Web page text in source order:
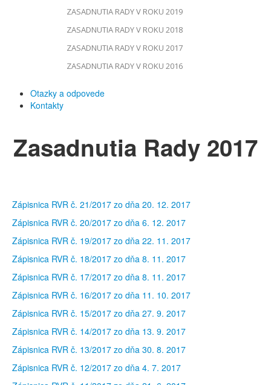
ZASADNUTIA RADY V ROKU 2019
ZASADNUTIA RADY V ROKU 2018
ZASADNUTIA RADY V ROKU 2017
ZASADNUTIA RADY V ROKU 2016
Otazky a odpovede
Kontakty
Zasadnutia Rady 2017
Zápisnica RVR č. 21/2017 zo dňa 20. 12. 2017
Zápisnica RVR č. 20/2017 zo dňa 6. 12. 2017
Zápisnica RVR č. 19/2017 zo dňa 22. 11. 2017
Zápisnica RVR č. 18/2017 zo dňa 8. 11. 2017
Zápisnica RVR č. 17/2017 zo dňa 8. 11. 2017
Zápisnica RVR č. 16/2017 zo dňa 11. 10. 2017
Zápisnica RVR č. 15/2017 zo dňa 27. 9. 2017
Zápisnica RVR č. 14/2017 zo dňa 13. 9. 2017
Zápisnica RVR č. 13/2017 zo dňa 30. 8. 2017
Zápisnica RVR č. 12/2017 zo dňa 4. 7. 2017